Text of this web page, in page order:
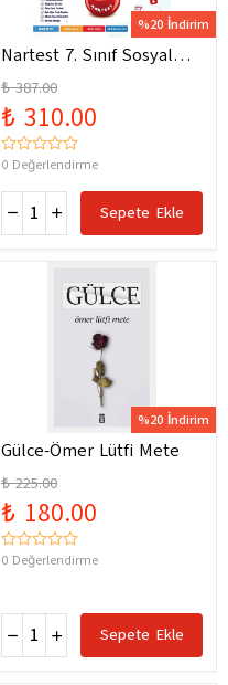
%20 İndirim
Nartest 7. Sınıf Sosyal
Bilgiler Soru Hazinesi
Yeni Maarif Modele
Uygun
₺ 387.00
₺ 310.00
0 Değerlendirme
Sepete Ekle
%20 İndirim
Gülce-Ömer Lütfi Mete
₺ 225.00
₺ 180.00
0 Değerlendirme
Sepete Ekle